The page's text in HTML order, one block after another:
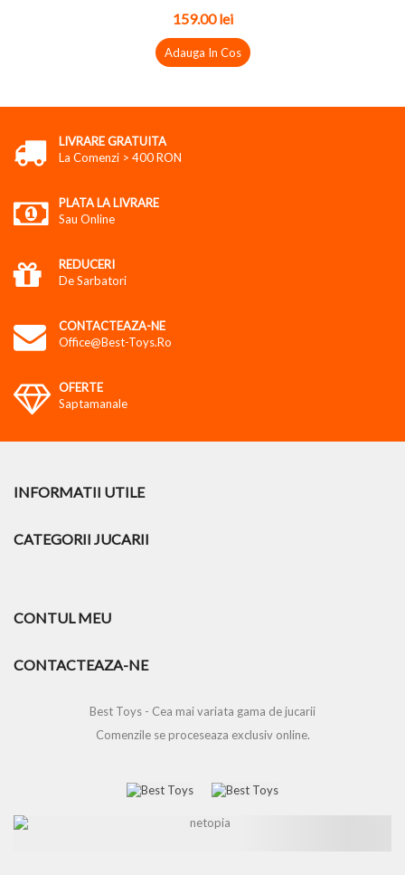
159.00lei
Adauga In Cos
LIVRARE GRATUITA
La Comenzi > 400 RON
PLATA LA LIVRARE
Sau Online
REDUCERI
De Sarbatori
CONTACTEAZA-NE
Office@best-Toys.ro
OFERTE
Saptamanale
INFORMATII UTILE
CATEGORII JUCARII
CONTUL MEU
CONTACTEAZA-NE
Best Toys - Cea mai variata gama de jucarii
Comenzile se proceseaza exclusiv online.